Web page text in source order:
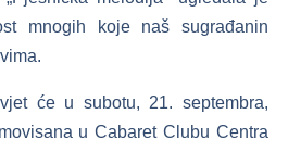
mnogih koje naš sugrađanin
će u subotu, 21. septembra,
u Cabaret Clubu Centra